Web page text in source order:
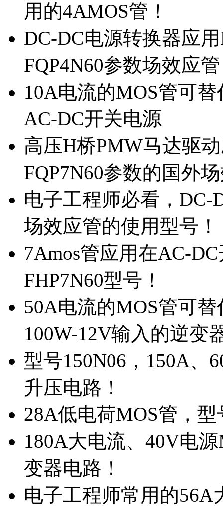
用的4AMOS管！
DC-DC电源转换器应
FQP4N60参数场效应
10A电流的MOS管可
AC-DC开关电源
高压H桥PMW马达驱
FQP7N60参数的国外
电子工程师必看，DC-
场效应管的使用型号！
7Amos管应用在AC-
FHP7N60型号！
50A电流的MOS管可
100W-12V输入的逆变
型号150N06，150A、
升压电路！
28A低电荷MOS管，
180A大电流、40V电
变器电路！
电子工程师常用的56A